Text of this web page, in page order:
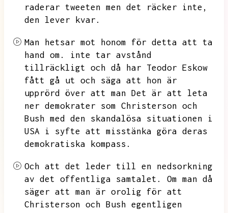
raderar tweeten men det räcker inte,
den lever kvar.
Man hetsar mot honom för detta att ta
hand om.
inte tar avstånd
tillräckligt och då har Teodor Eskow
fått gå ut och säga att hon är
upprörd över att man Det är att leta
ner demokrater som Christerson och
Bush med den skandalösa situationen i
USA i syfte att misstänka göra deras
demokratiska kompass.
Och att det leder till en nedsorkning
av det offentliga samtalet.
Om man då
säger att man är orolig för att
Christerson och Bush egentligen